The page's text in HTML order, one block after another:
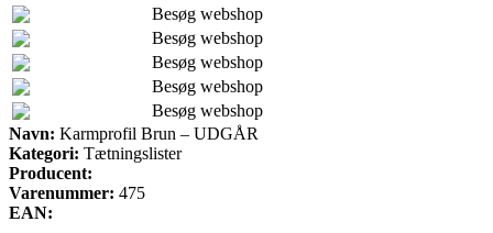
Besøg webshop
Besøg webshop
Besøg webshop
Besøg webshop
Besøg webshop
Navn: Karmprofil Brun – UDGÅR
Kategori: Tætningslister
Producent:
Varenummer: 475
EAN: